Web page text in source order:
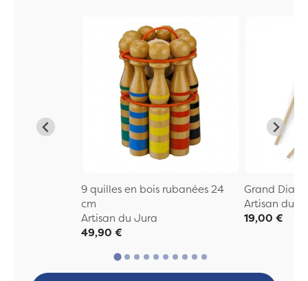
9 quilles en bois rubanées 24
cm
Artisan du Jura
49,90 €
Grand
Artisan du
19,00 €